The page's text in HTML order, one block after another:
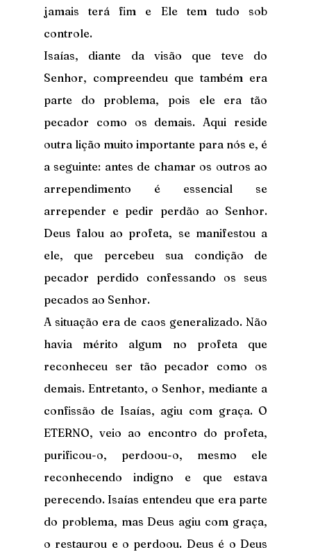
jamais terá fim e Ele tem tudo sob
controle.
Isaías, diante da visão que teve do
Senhor, compreendeu que também era
parte do problema, pois ele era tão
pecador como os demais. Aqui reside
outra lição muito importante para nós e, é
a seguinte: antes de chamar os outros ao
arrependimento é essencial se
arrepender e pedir perdão ao Senhor.
Deus falou ao profeta, se manifestou a
ele, que percebeu sua condição de
pecador perdido confessando os seus
pecados ao Senhor.
A situação era de caos generalizado. Não
havia mérito algum no profeta que
reconheceu ser tão pecador como os
demais. Entretanto, o Senhor, mediante a
confissão de Isaías, agiu com graça. O
ETERNO, veio ao encontro do profeta,
purificou-o, perdoou-o, mesmo ele
reconhecendo indigno e que estava
perecendo. Isaías entendeu que era parte
do problema, mas Deus agiu com graça,
o restaurou e o perdoou. Deus é o Deus